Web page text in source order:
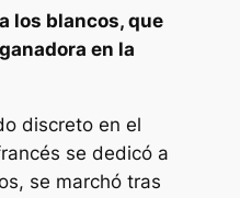
los blancos, que
en la
discreto en el
se dedicó a
se marchó tras